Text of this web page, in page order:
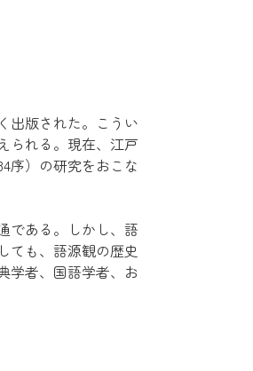
出版された。こうい
られる。現在、江戸
序）の研究をおこな
である。しかし、語
ても、語源観の歴史
学者、国語学者、お